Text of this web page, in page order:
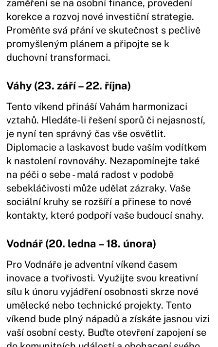
zaměření se na osobní finance, provedení
korekce a rozvoj nové investiční strategie.
Proměňte svá přání ve skutečnost s pečlivě
promyšleným plánem a připojte se k
duchovní transformaci.
Váhy (23. září – 22. října)
Tento víkend přináší Vahám harmonizaci
vztahů. Hledáte-li řešení sporů či nejasností,
je nyní ten správný čas vše osvětlit.
Diplomacie a laskavost bude vaším vodítkem
k nastolení rovnováhy. Nezapomínejte také
na péči o sebe - malá radost v podobě
sebekláčivosti může udělat zázraky. Vaše
sociální kruhy se rozšíří a přinese to nové
kontakty, které podpoří vaše budoucí snahy.
Vodnář (20. ledna – 18. února)
Pro Vodnáře je adventní víkend časem
inovace a tvořivosti. Využijte svou kreativní
sílu k únoru vyjádření osobnosti skrze nové
umělecké nebo technické projekty. Tento
víkend bude plný nápadů a získáte jasnou vizi
vaší osobní cesty. Buďte otevření zapojení se